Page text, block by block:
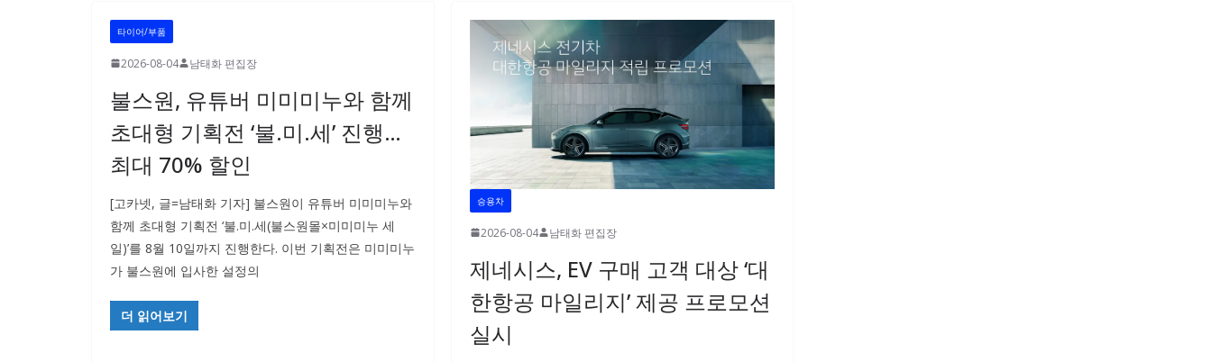
타이어/부품
2026-08-04 남태화 편집장
불스원, 유튜버 미미미누와 함께
초대형 기획전 ‘불.미.세’ 진행…
최대 70% 할인
[고카넷, 글=남태화 기자] 불스원이 유튜버 미미미누와
함께 초대형 기획전 ‘불.미.세(불스원몰×미미미누 세
일)’를 8월 10일까지 진행한다. 이번 기획전은 미미미누
가 불스원에 입사한 설정의
더 읽어보기
승용차
2026-08-04 남태화 편집장
제네시스, EV 구매 고객 대상 ‘대
한항공 마일리지’ 제공 프로모션
실시